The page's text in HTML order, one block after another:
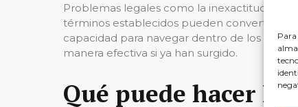
Problemas legales como la inexactitud en
términos establecidos pueden convertir la
capacidad para navegar dentro de los
manera efectiva si ya han surgido.
Qué puede hacer